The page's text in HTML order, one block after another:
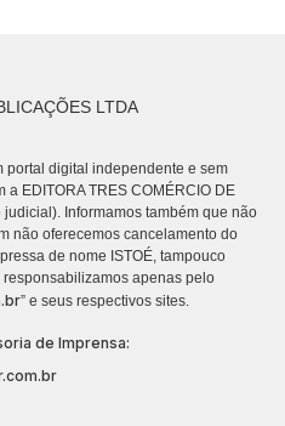
LTDA
portal digital independente e sem
EDITORA TRES COMÉRCIO DE
judicial). Informamos também que não
não oferecemos cancelamento do
de nome ISTOÉ, tampouco
apenas pelo
” e seus respectivos sites.
de Imprensa: